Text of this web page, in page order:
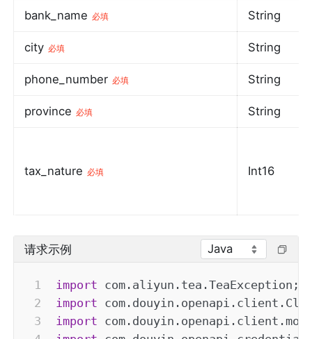
bank_name 必填 String
city 必填 String
phone_number 必填 String
province 必填 String
tax_nature 必填 Int16
请求示例 Java
import com . aliyun . tea .TeaException ;
import com . douyin . openapi . client .
import com . douyin . openapi . client .